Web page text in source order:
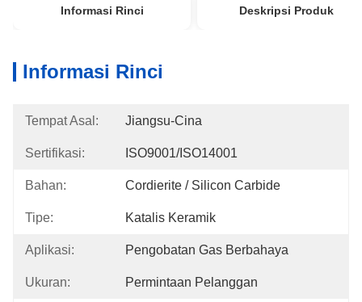
Informasi Rinci Deskripsi Produk
Informasi Rinci
Tempat Asal: Jiangsu-Cina
Sertifikasi: ISO9001/ISO14001
Bahan: Cordierite / Silicon Carbide
Tipe: Katalis Keramik
Aplikasi: Pengobatan Gas Berbahaya
Ukuran: Permintaan Pelanggan